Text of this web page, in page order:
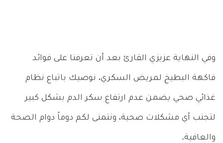
وفي النهاية عزيزي القارئ بعد أن تعرفنا على فوائد
فاكهة البطيخ لمريض السكري، نوصيك باتباع نظام
غذائي صحي يضمن عدم ارتفاع سكر الدم بشكل كبير
لتجنب أي مشكلات صحية، ونتمنى لكم دوماً دوام الصحة
والعافية.